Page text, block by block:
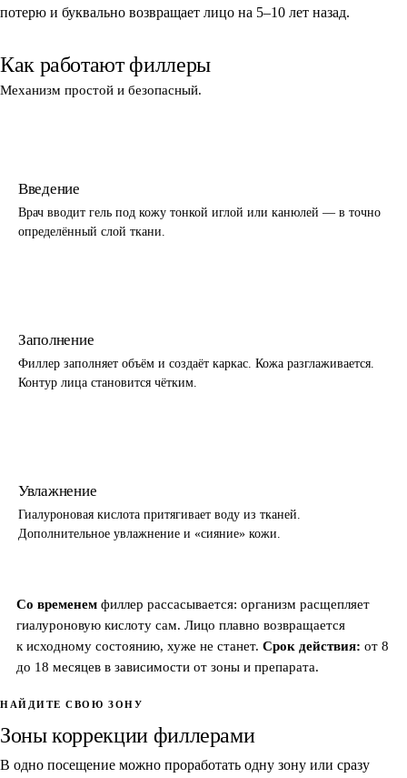
потерю и буквально возвращает лицо на 5–10 лет назад.
Как работают филлеры
Механизм простой и безопасный.
Введение
Врач вводит гель под кожу тонкой иглой или канюлей — в точно
определённый слой ткани.
Заполнение
Филлер заполняет объём и создаёт каркас. Кожа разглаживается.
Контур лица становится чётким.
Увлажнение
Гиалуроновая кислота притягивает воду из тканей.
Дополнительное увлажнение и «сияние» кожи.
Со временем филлер рассасывается: организм расщепляет
гиалуроновую кислоту сам. Лицо плавно возвращается
к исходному состоянию, хуже не станет. Срок действия: от 8
до 18 месяцев в зависимости от зоны и препарата.
НАЙДИТЕ СВОЮ ЗОНУ
Зоны коррекции филлерами
В одно посещение можно проработать одну зону или сразу